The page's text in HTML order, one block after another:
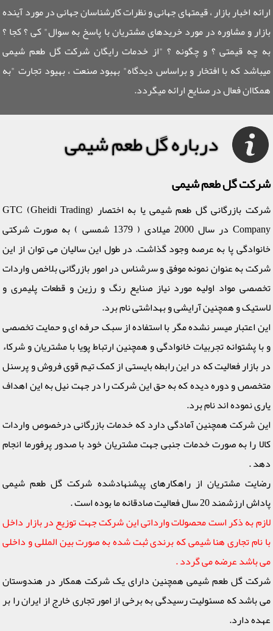
ارائه اخبار بازار ، قیمتهای جهانی و نظرات کارشناسان جهانی در مورد آینده
بازار و مشاوره در مورد خریدهای مشتریان با پاسخ به سوال" کی ؟ کجا ؟
به چه قیمتی ؟ و چگونه ؟ "از خدمات رایگان شرکت گل طعم شیمی
میباشد که با افتخار و براساس دیدگاه" بهبود صنعت ، بهیود تجارت "به
همکاان فعال در صنایع ارائه میگردد.
درباره گل طعم شیمی
شرکت گل طعم شیمی
شرکت بازرگانی گل طعم شیمی یا به اختصار (GTC (Gheidi Trading
Company در سال 2000 میلادی ( 1379 شمسی ) به صورت شرکتی
خانوادگی پا به عرصه وجود گذاشت. در طول این سالیان می توان از این
شرکت به عنوان نمونه موفق و سرشناس در امور بازرگانی بلاخص واردات
تخصصی مواد اولیه مورد نیاز صنایع رنگ و رزین و قطعات پلیمری و
لاستیک و همچنین آرایشی و بهداشتی نام برد.
این اعتبار میسر نشده مگر با استفاده از سبک حرفه ای و حمایت تخصصی
و با پشتوانه تجربیات خانوادگی و همچنین ارتباط پویا با مشتریان و شرکاء
در بازار فعالیت که در این رابطه بایستی از کمک تیم قوی فروش و پرسنل
متخصص و دوره دیده که به حق این شرکت را در جهت نیل به این اهداف
یاری نموده اند نام برد.
این شرکت همچنین آمادگی دارد که خدمات بازرگانی درخصوص واردات
کالا را به صورت خدمات جنبی جهت مشتریان خود با صدور پرفورما انجام
دهد .
رضایت مشتریان از راهکارهای پیشنهادشده شرکت گل طعم شیمی
پاداش ارزشمند 20 سال فعالیت صادقانه ما بوده است .
لازم به ذکر است محصولات وارداتی این شرکت جهت توزیع در بازار داخل
با نام تجاری هنا شیمی که برندی ثبت شده به صورت بین المللی و داخلی
می باشد عرضه می گردد .
شرکت گل طعم شیمی همچنین دارای یک شرکت همکار در هندوستان
می باشد که مسئولیت رسیدگی به برخی از امور تجاری خارج از ایران را بر
عهده دارد.